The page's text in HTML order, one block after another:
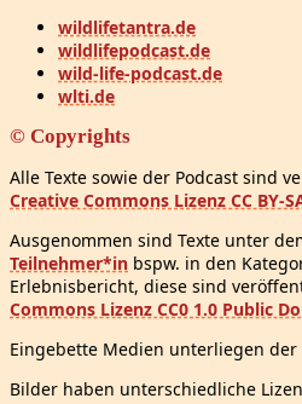
wildlifetantra.de
wildlifepodcast.de
wild-life-podcast.de
wlti.de
© Copyrights
Alle Texte sowie der Podcast sind
Creative Commons Lizenz CC BY-
Ausgenommen sind Texte unter
Teilnehmer*in bspw. in den
Erlebnisbericht, diese sind
Commons Lizenz CC0 1.0 Public
Eingebette Medien unterliegen
Bilder haben unterschiedliche